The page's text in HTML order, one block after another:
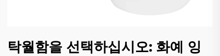
탁월함을 선택하십시오: 화예 잉